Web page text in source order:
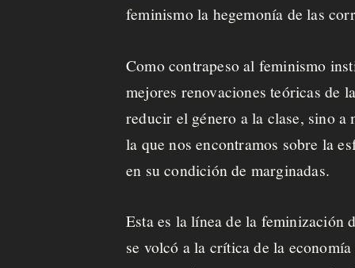
feminismo la hegemonía de las
Como contrapeso al feminismo
mejores renovaciones teóricas de
reducir el género a la clase, sino
la que nos encontramos sobre la
en su condición de marginadas.
Esta es la línea de la feminización
se volcó a la crítica de la